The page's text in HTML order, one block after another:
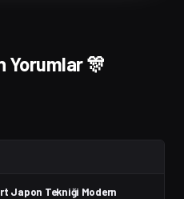
Yorumlar 🎊
Japon Tekniği Modern